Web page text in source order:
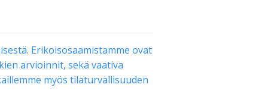
Erikoisosaamistamme ovat
arvioinnit, sekä vaativa
myös tilaturvallisuuden